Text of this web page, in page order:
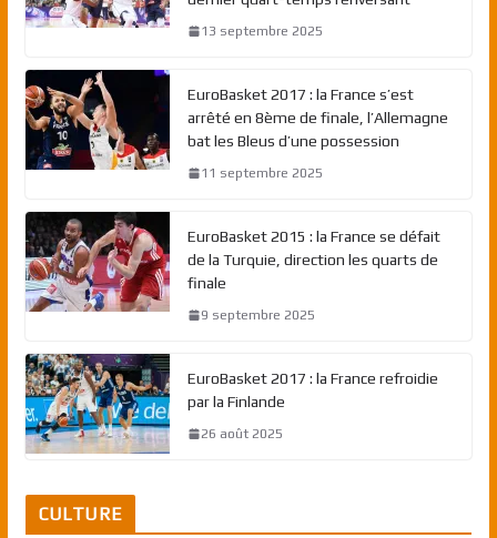
13 septembre 2025
EuroBasket 2017 : la France s’est
arrêté en 8ème de finale, l’Allemagne
bat les Bleus d’une possession
11 septembre 2025
EuroBasket 2015 : la France se défait
de la Turquie, direction les quarts de
finale
9 septembre 2025
EuroBasket 2017 : la France refroidie
par la Finlande
26 août 2025
CULTURE